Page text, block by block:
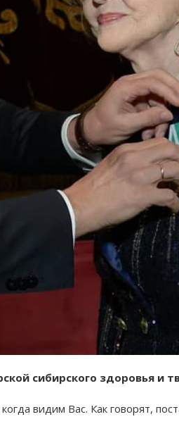
сибирского здоровья и
видим Вас. Как говорят,